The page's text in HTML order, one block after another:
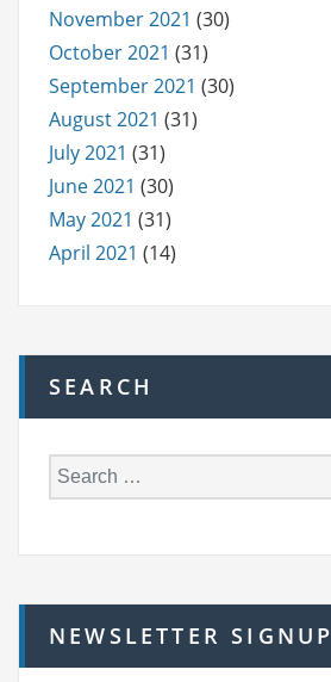
November 2021 (30)
October 2021 (31)
September 2021 (30)
August 2021 (31)
July 2021 (31)
June 2021 (30)
May 2021 (31)
April 2021 (14)
SEARCH
e
h
f
o
NEWSLETTER SIGNUP